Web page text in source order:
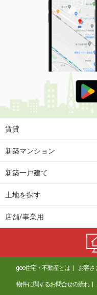
賃貸
新築マンション
新築一戸建て
土地を探す
店舗/事業用
goo住宅・不動産とは お客さ
物件に関するお問合せの流れ